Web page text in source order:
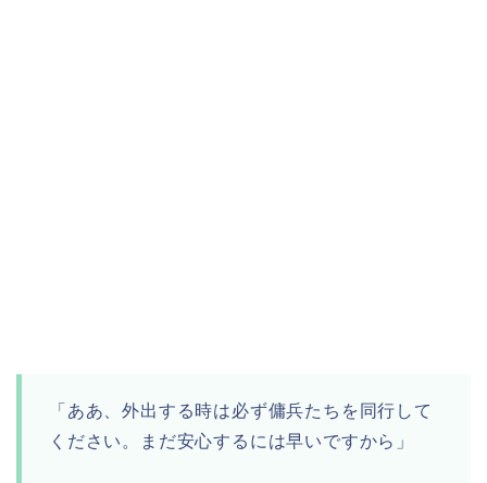
「ああ、外出する時は必ず傭兵たちを同行して
ください。まだ安心するには早いですから」